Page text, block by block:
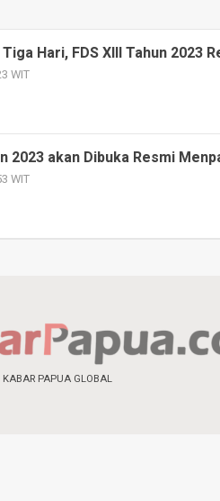
Hari, FDS XIII Tahun 2023
WIT
2023 akan Dibuka Resmi
WIT
PAPUA GLOBAL